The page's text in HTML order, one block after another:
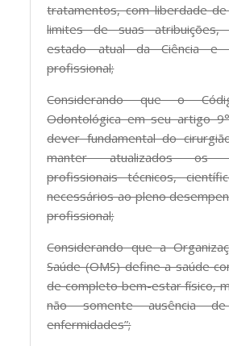
tratamentos, com liberdade de
limites de suas atribuições,
estado atual da Ciência e
profissional;
Considerando que o
Odontológica em seu artigo
dever fundamental do
manter atualizados os
profissionais técnicos,
necessários ao pleno
profissional;
Considerando que a
Saúde (OMS) define a saúde
de completo bem-estar físico,
não somente ausência
enfermidades”;